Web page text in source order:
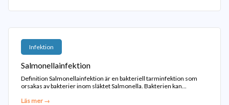
Infektion
Salmonellainfektion
Definition Salmonellainfektion är en bakteriell tarminfektion som
orsakas av bakterier inom släktet Salmonella. Bakterien kan...
Läs mer →